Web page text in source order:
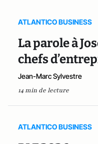
ATLANTICO BUSINESS
La parole à
chefs
Jean-Marc Sylvestre
14 min de lecture
ATLANTICO BUSINESS